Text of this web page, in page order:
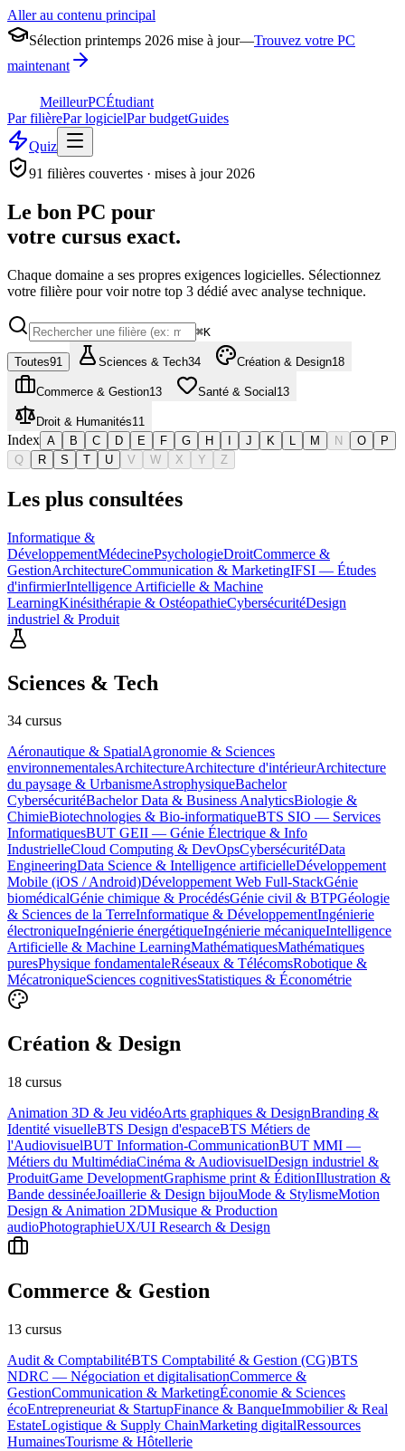
Aller au contenu principal
Sélection printemps 2026 mise à jour—Trouvez votre PC
maintenant
MeilleurPCÉtudiant
Par filièrePar logicielPar budgetGuides
Quiz
91 filières couvertes · mises à jour 2026
Le bon PC pour
votre cursus exact.
Chaque domaine a ses propres exigences logicielles. Sélectionnez
votre filière pour voir notre top 3 dédié avec analyse technique.
⌘K
Toutes91 Sciences & Tech34 Création & Design18
Commerce & Gestion13 Santé & Social 13
Droit & Humanités11
Index A B C D E F G H J K M N O
P
Q
R S T U V W X Y Z
Les plus consultées
Informatique &
DéveloppementMédecinePsychologieDroitCommerce &
GestionArchitectureCommunication & MarketingIFSI — Études
d'infirmierIntelligence Artificielle & Machine
LearningKinésithérapie & OstéopathieCybersécuritéDesign
industriel & Produit
Sciences & Tech
34 cursus
Aéronautique & SpatialAgronomie & Sciences
environnementalesArchitectureArchitecture d'intérieurArchitecture
du paysage & UrbanismeAstrophysiqueBachelor
CybersécuritéBachelor Data & Business AnalyticsBiologie &
ChimieBiotechnologies & Bio-informatiqueBTS SIO — Services
InformatiquesBUT GEII — Génie Électrique & Info
IndustrielleCloud Computing & DevOpsCybersécuritéData
EngineeringData Science & Intelligence artificielleDéveloppement
Mobile (iOS / Android)Développement Web Full-StackGénie
biomédicalGénie chimique & ProcédésGénie civil & BTPGéologie
& Sciences de la TerreInformatique & DéveloppementIngénierie
électroniqueIngénierie énergétiqueIngénierie mécaniqueIntelligence
Artificielle & Machine LearningMathématiquesMathématiques
puresPhysique fondamentaleRéseaux & TélécomsRobotique &
MécatroniqueSciences cognitivesStatistiques & Économétrie
Création & Design
18 cursus
Animation 3D & Jeu vidéoArts graphiques & DesignBranding &
Identité visuelleBTS Design d'espaceBTS Métiers de
l'AudiovisuelBUT Information-CommunicationBUT MMI —
Métiers du MultimédiaCinéma & AudiovisuelDesign industriel &
ProduitGame DevelopmentGraphisme print & ÉditionIllustration &
Bande dessinéeJoaillerie & Design bijouMode & StylismeMotion
Design & Animation 2DMusique & Production
audioPhotographieUX/UI Research & Design
Commerce & Gestion
13 cursus
Audit & ComptabilitéBTS Comptabilité & Gestion (CG)BTS
NDRC — Négociation et digitalisationCommerce &
GestionCommunication & MarketingÉconomie & Sciences
écoEntrepreneuriat & StartupFinance & BanqueImmobilier & Real
EstateLogistique & Supply ChainMarketing digitalRessources
HumainesTourisme & Hôtellerie